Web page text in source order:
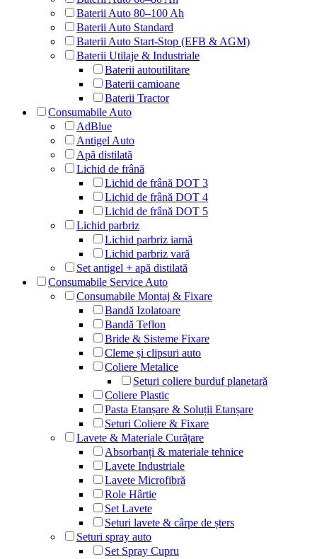
Baterii Auto 80–100 Ah
Baterii Auto Standard
Baterii Auto Start-Stop (EFB & AGM)
Baterii Utilaje & Industriale
Baterii autoutilitare
Baterii camioane
Baterii Tractor
Consumabile Auto
AdBlue
Antigel Auto
Apă distilată
Lichid de frână
Lichid de frână DOT 3
Lichid de frână DOT 4
Lichid de frână DOT 5
Lichid parbriz
Lichid parbriz iarnă
Lichid parbriz vară
Set antigel + apă distilată
Consumabile Service Auto
Consumabile Montaj & Fixare
Bandă Izolatoare
Bandă Teflon
Bride & Sisteme Fixare
Cleme și clipsuri auto
Coliere Metalice
Seturi coliere burduf planetară
Coliere Plastic
Pasta Etanșare & Soluții Etanșare
Seturi Coliere & Fixare
Lavete & Materiale Curățare
Absorbanți & materiale tehnice
Lavete Industriale
Lavete Microfibră
Role Hârtie
Set Lavete
Seturi lavete & cârpe de șters
Seturi spray auto
Set Spray Cupru